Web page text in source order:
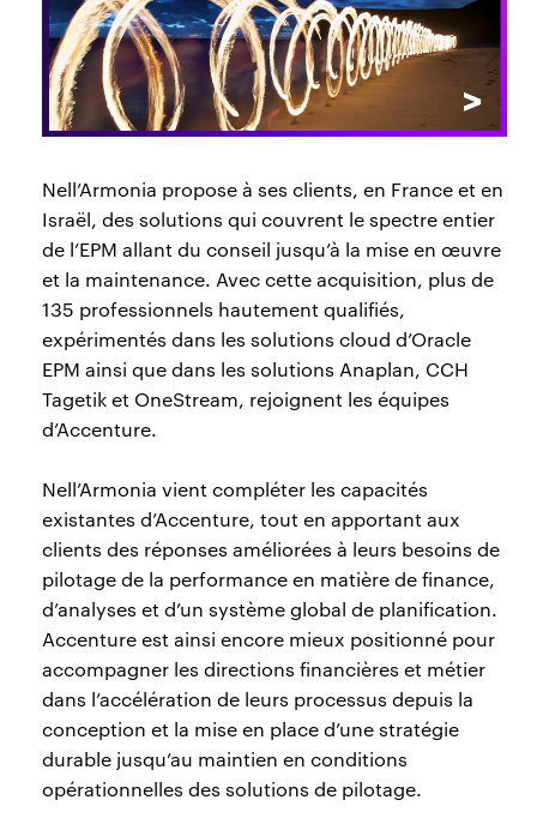
Nell’Armonia propose à ses clients, en France et en
Israël, des solutions qui couvrent le spectre entier
de l’EPM allant du conseil jusqu’à la mise en œuvre
et la maintenance. Avec cette acquisition, plus de
135 professionnels hautement qualifiés,
expérimentés dans les solutions cloud d’Oracle
EPM ainsi que dans les solutions Anaplan, CCH
Tagetik et OneStream, rejoignent les équipes
d’Accenture.
Nell’Armonia vient compléter les capacités
existantes d’Accenture, tout en apportant aux
clients des réponses améliorées à leurs besoins de
pilotage de la performance en matière de finance,
d’analyses et d’un système global de planification.
Accenture est ainsi encore mieux positionné pour
accompagner les directions financières et métier
dans l’accélération de leurs processus depuis la
conception et la mise en place d’une stratégie
durable jusqu’au maintien en conditions
opérationnelles des solutions de pilotage.